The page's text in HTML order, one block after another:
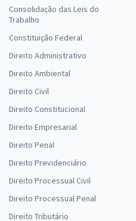
Consolidação das Leis do
Trabalho
Constituição Federal
Direito Administrativo
Direito Ambiental
Direito Civil
Direito Constitucional
Direito Empresarial
Direito Penal
Direito Previdenciário
Direito Processual Civil
Direito Processual Penal
Direito Tributário